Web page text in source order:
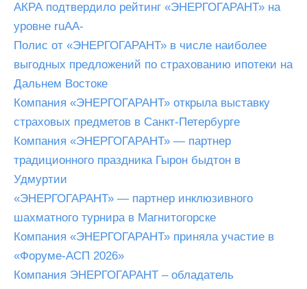
АКРА подтвердило рейтинг «ЭНЕРГОГАРАНТ» на
уровне ruAA-
Полис от «ЭНЕРГОГАРАНТ» в числе наиболее
выгодных предложений по страхованию ипотеки на
Дальнем Востоке
Компания «ЭНЕРГОГАРАНТ» открыла выставку
страховых предметов в Санкт-Петербурге
Компания «ЭНЕРГОГАРАНТ» — партнер
традиционного праздника Гырон быдтон в
Удмуртии
«ЭНЕРГОГАРАНТ» — партнер инклюзивного
шахматного турнира в Магнитогорске
Компания «ЭНЕРГОГАРАНТ» приняла участие в
«Форуме-АСП 2026»
Компания ЭНЕРГОГАРАНТ – обладатель